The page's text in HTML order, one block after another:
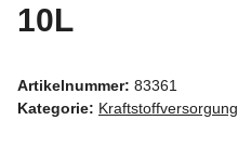
10L
Artikelnummer: 83361
Kategorie: Kraftstoffversorgung